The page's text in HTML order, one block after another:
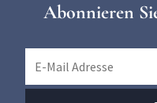
Abonnieren